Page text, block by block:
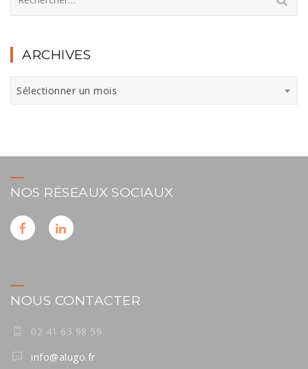
ARCHIVES
Archives
Sélectionner un mois
NOS RÉSEAUX SOCIAUX
NOUS CONTACTER
02 41 63 98 59
info@alugo.fr